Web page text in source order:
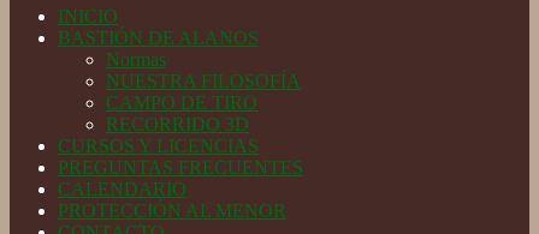
Menu
INICIO
BASTIÓN DE ALANOS
Normas
NUESTRA FILOSOFÍA
CAMPO DE TIRO
RECORRIDO 3D
CURSOS Y LICENCIAS
PREGUNTAS FRECUENTES
CALENDARIO
PROTECCIÓN AL MENOR